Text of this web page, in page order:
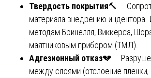
Твердость покрытия🔨 —
материала внедрению индентора.
методам Бринелля, Виккерса,
маятниковым прибором (ТМЛ).
Адгезионный отказ💔 —
между слоями (отслоение пленки,